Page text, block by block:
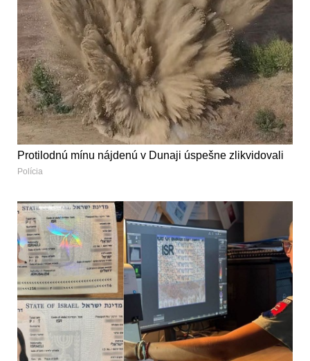
Protilodnú mínu nájdenú v Dunaji úspešne zlikvidovali
Polícia